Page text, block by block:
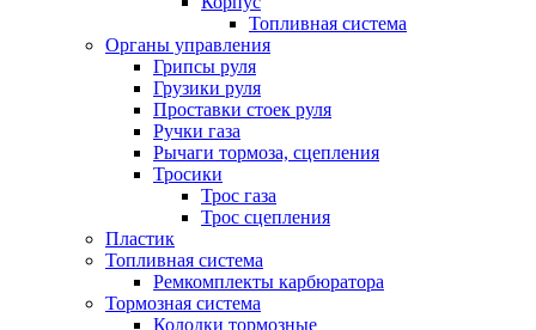
Топливная система
Органы управления
Грипсы руля
Грузики руля
Проставки стоек руля
Ручки газа
Рычаги тормоза, сцепления
Тросики
Трос газа
Трос сцепления
Пластик
Топливная система
Ремкомплекты карбюратора
Тормозная система
Колодки тормозные